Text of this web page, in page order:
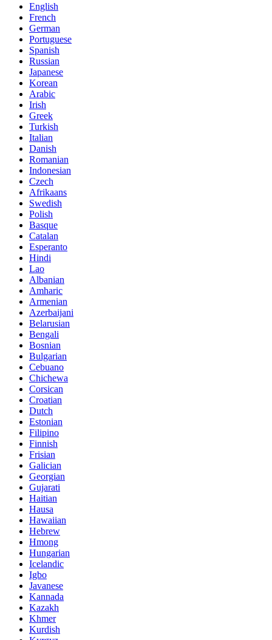
English
French
German
Portuguese
Spanish
Russian
Japanese
Korean
Arabic
Irish
Greek
Turkish
Italian
Danish
Romanian
Indonesian
Czech
Afrikaans
Swedish
Polish
Basque
Catalan
Esperanto
Hindi
Lao
Albanian
Amharic
Armenian
Azerbaijani
Belarusian
Bengali
Bosnian
Bulgarian
Cebuano
Chichewa
Corsican
Croatian
Dutch
Estonian
Filipino
Finnish
Frisian
Galician
Georgian
Gujarati
Haitian
Hausa
Hawaiian
Hebrew
Hmong
Hungarian
Icelandic
Igbo
Javanese
Kannada
Kazakh
Khmer
Kurdish